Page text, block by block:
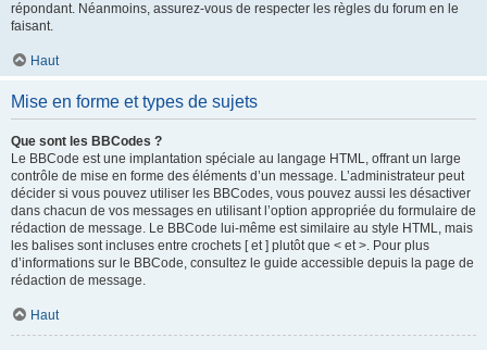
répondant. Néanmoins, assurez-vous de respecter les règles du forum en le
faisant.
Haut
Mise en forme et types de sujets
Que sont les BBCodes ?
Le BBCode est une implantation spéciale au langage HTML, offrant un large
contrôle de mise en forme des éléments d’un message. L’administrateur peut
décider si vous pouvez utiliser les BBCodes, vous pouvez aussi les désactiver
dans chacun de vos messages en utilisant l’option appropriée du formulaire de
rédaction de message. Le BBCode lui-même est similaire au style HTML, mais
les balises sont incluses entre crochets [ et ] plutôt que < et >. Pour plus
d’informations sur le BBCode, consultez le guide accessible depuis la page de
rédaction de message.
Haut